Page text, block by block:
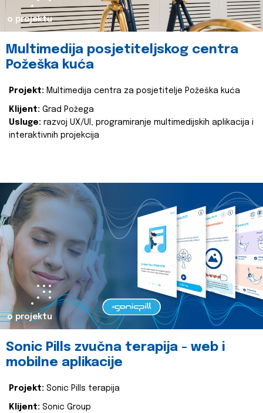
o projektu
Multimedija posjetiteljskog centra
Požeška kuća
Projekt: Multimedija centra za posjetitelje Požeška kuća
Klijent: Grad Požega
Usluge: razvoj UX/UI, programiranje multimedijskih aplikacija i
interaktivnih projekcija
o projektu
Sonic Pills zvučna terapija - web i
mobilne aplikacije
Projekt: Sonic Pills terapija
Klijent: Sonic Group